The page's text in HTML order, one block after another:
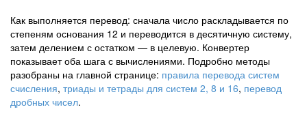
Как выполняется перевод: сначала число раскладывается по
степеням основания 12 и переводится в десятичную систему,
затем делением с остатком — в целевую. Конвертер
показывает оба шага с вычислениями. Подробно методы
разобраны на главной странице: правила перевода систем
счисления, триады и тетрады для систем 2, 8 и 16, перевод
дробных чисел.